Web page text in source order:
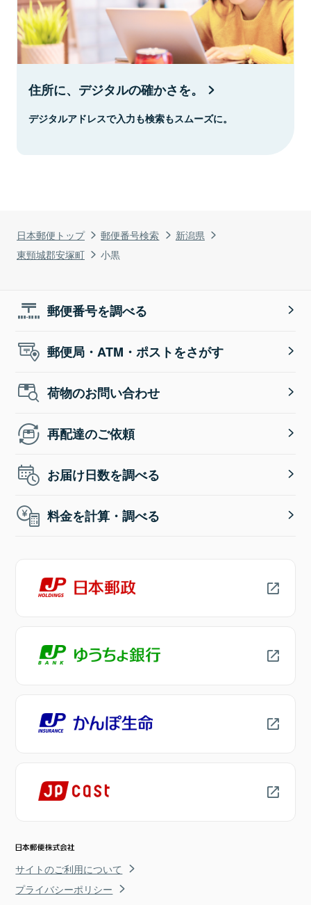
日本郵便トップ 郵便番号検索
新潟県
東頸城郡安塚町
小黒
住所に、デジタルの確かさを。
デジタルアドレスで入力も検索もスムーズに。
郵便番号を調べる
郵便局・ATM・ポストをさがす
荷物のお問い合わせ
再配達のご依頼
お届け日数を調べる
料金を計算・調べる
サイトのご利用について
プライバシーポリシー